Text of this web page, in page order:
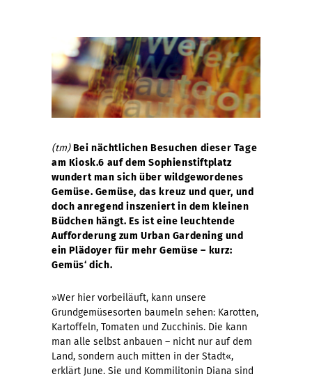
(tm)Bei nächtlichen Besuchen dieser Tage
am Kiosk.6 auf dem Sophienstiftplatz
wundert man sich über wildgewordenes
Gemüse. Gemüse, das kreuz und quer, und
doch anregend inszeniert in dem kleinen
Büdchen hängt. Es ist eine leuchtende
Aufforderung zum Urban Gardening und
ein Plädoyer für mehr Gemüse – kurz:
Gemüs‘ dich.
»Wer hier vorbeiläuft, kann unsere
Grundgemüsesorten baumeln sehen: Karotten,
Kartoffeln, Tomaten und Zucchinis. Die kann
man alle selbst anbauen – nicht nur auf dem
Land, sondern auch mitten in der Stadt«,
erklärt June. Sie und Kommilitonin Diana sind